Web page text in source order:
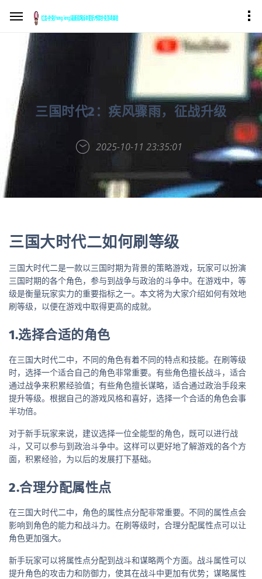
三国时代2：疾风骤雨，征战升级
2025-10-11 23:35:01
三国大时代二如何刷等级
三国大时代二是一款以三国时期为背景的策略游戏，玩家可以扮演
三国时期的各个角色，参与到战争与政治的斗争中。在游戏中，等
级是衡量玩家实力的重要指标之一。本文将为大家介绍如何有效地
刷等级，以便在游戏中取得更高的成就。
1.选择合适的角色
在三国大时代二中，不同的角色有着不同的特点和技能。在刷等级
时，选择一个适合自己的角色非常重要。有些角色擅长战斗，适合
通过战争来积累经验值；有些角色擅长谋略，适合通过政治手段来
提升等级。根据自己的游戏风格和喜好，选择一个合适的角色会事
半功倍。
对于新手玩家来说，建议选择一位全能型的角色，既可以进行战
斗，又可以参与到政治斗争中。这样可以更好地了解游戏的各个方
面，积累经验，为以后的发展打下基础。
2.合理分配属性点
在三国大时代二中，角色的属性点分配非常重要。不同的属性点会
影响到角色的能力和战斗力。在刷等级时，合理分配属性点可以让
角色更加强大。
新手玩家可以将属性点分配到战斗和谋略两个方面。战斗属性可以
提升角色的攻击力和防御力，使其在战斗中更加有优势；谋略属性